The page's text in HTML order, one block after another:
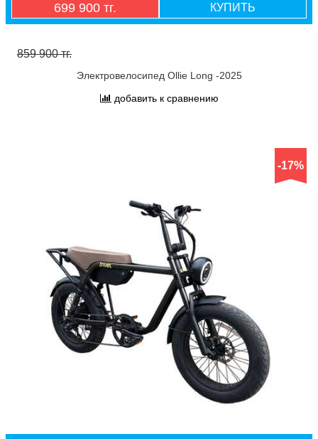
699 900 тг. КУПИТЬ
859 900 тг.
Электровелосипед Ollie Long -2025
добавить к сравнению
-17%